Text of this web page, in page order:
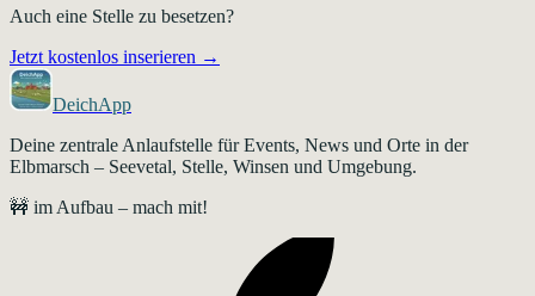
Auch eine Stelle zu besetzen?
Jetzt kostenlos inserieren →
DeichApp
Deine zentrale Anlaufstelle für Events, News und Orte in der
Elbmarsch – Seevetal, Stelle, Winsen und Umgebung.
🚧 im Aufbau – mach mit!